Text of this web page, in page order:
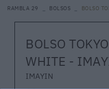
RAMBLA 29 BOLSOS BOLSO
BOLSO
WHITE -
IMAYIN